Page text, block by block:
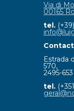
Via di
00165
tel.
Estrada
570,
2495-
tel.